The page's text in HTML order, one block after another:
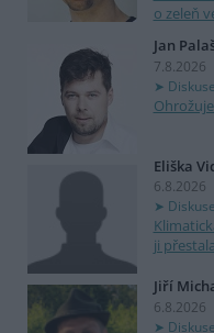
o zeleň
Jan
7.8.2026
Eliška
6.8.2026
ji
Jiří
6.8.2026